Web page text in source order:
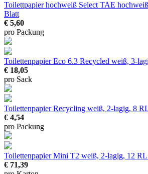
Toilettpapier hochweiß Select TAE
Blatt
€ 5,60
pro Packung
Toilettenpapier Eco 6.3 Recycled weiß, 3-
€ 18,05
pro Sack
Toilettenpapier Recycling weiß, 2-lagig, 8
€ 4,54
pro Packung
Toilettenpapier Mini T2 weiß, 2-lagig, 12
€ 71,39